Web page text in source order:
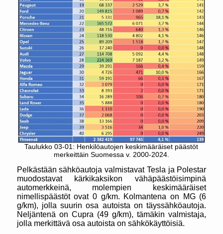
Taulukko 03-01: Henkilöautojen keskimääräiset päästöt
merkeittäin Suomessa v. 2000-2024.
Pelkästään sähköautoja valmistavat Tesla ja Polestar
muodostavat kärkikaksikon vähäpäästöisimpinä
automerkkeinä, molempien keskimääräiset
nimellispäästöt ovat 0 g/km. Kolmantena on MG (6
g/km), jolla suurin osa autoista on täyssähköautoja.
Neljäntenä on Cupra (49 g/km), tämäkin valmistaja,
jolla merkittävä osa autoista on sähkökäyttöisiä.